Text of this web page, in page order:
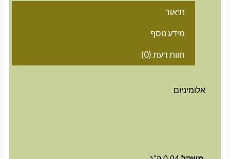
תיאור
מידע נוסף
חוות דעת (0)
אלומיניום